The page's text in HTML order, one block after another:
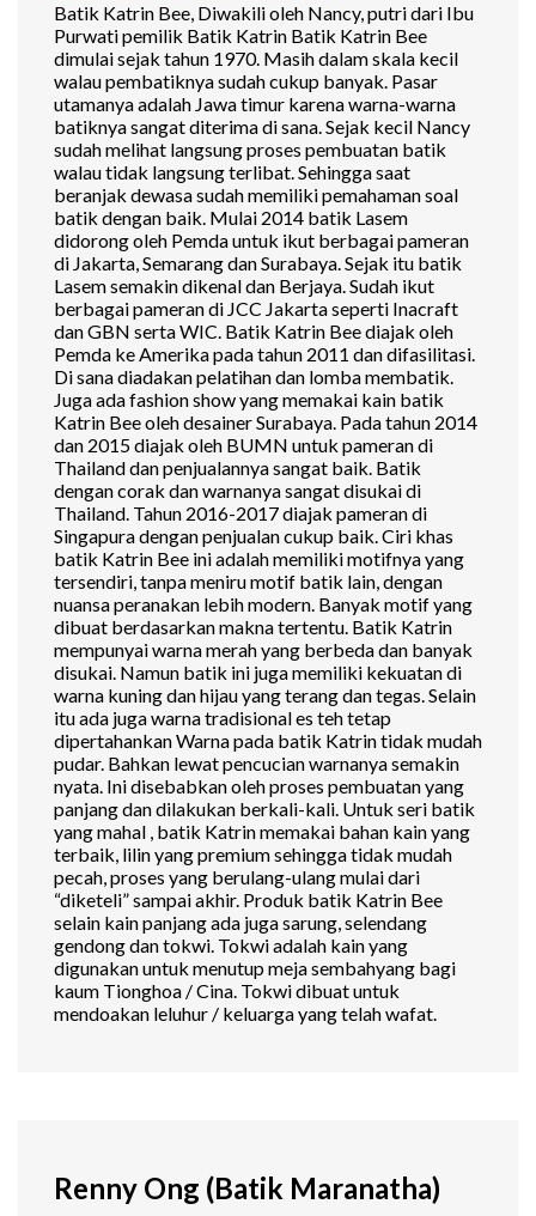
Batik Katrin Bee, Diwakili oleh Nancy, putri dari Ibu
Purwati pemilik Batik Katrin Batik Katrin Bee
dimulai sejak tahun 1970. Masih dalam skala kecil
walau pembatiknya sudah cukup banyak. Pasar
utamanya adalah Jawa timur karena warna-warna
batiknya sangat diterima di sana. Sejak kecil Nancy
sudah melihat langsung proses pembuatan batik
walau tidak langsung terlibat. Sehingga saat
beranjak dewasa sudah memiliki pemahaman soal
batik dengan baik. Mulai 2014 batik Lasem
didorong oleh Pemda untuk ikut berbagai pameran
di Jakarta, Semarang dan Surabaya. Sejak itu batik
Lasem semakin dikenal dan Berjaya. Sudah ikut
berbagai pameran di JCC Jakarta seperti Inacraft
dan GBN serta WIC. Batik Katrin Bee diajak oleh
Pemda ke Amerika pada tahun 2011 dan difasilitasi.
Di sana diadakan pelatihan dan lomba membatik.
Juga ada fashion show yang memakai kain batik
Katrin Bee oleh desainer Surabaya. Pada tahun 2014
dan 2015 diajak oleh BUMN untuk pameran di
Thailand dan penjualannya sangat baik. Batik
dengan corak dan warnanya sangat disukai di
Thailand. Tahun 2016-2017 diajak pameran di
Singapura dengan penjualan cukup baik. Ciri khas
batik Katrin Bee ini adalah memiliki motifnya yang
tersendiri, tanpa meniru motif batik lain, dengan
nuansa peranakan lebih modern. Banyak motif yang
dibuat berdasarkan makna tertentu. Batik Katrin
mempunyai warna merah yang berbeda dan banyak
disukai. Namun batik ini juga memiliki kekuatan di
warna kuning dan hijau yang terang dan tegas. Selain
itu ada juga warna tradisional es teh tetap
dipertahankan Warna pada batik Katrin tidak mudah
pudar. Bahkan lewat pencucian warnanya semakin
nyata. Ini disebabkan oleh proses pembuatan yang
panjang dan dilakukan berkali-kali. Untuk seri batik
yang mahal , batik Katrin memakai bahan kain yang
terbaik, lilin yang premium sehingga tidak mudah
pecah, proses yang berulang-ulang mulai dari
“diketeli” sampai akhir. Produk batik Katrin Bee
selain kain panjang ada juga sarung, selendang
gendong dan tokwi. Tokwi adalah kain yang
digunakan untuk menutup meja sembahyang bagi
kaum Tionghoa / Cina. Tokwi dibuat untuk
mendoakan leluhur / keluarga yang telah wafat.
Renny Ong (Batik Maranatha)